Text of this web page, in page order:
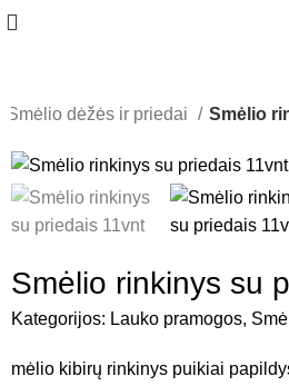
Smėlio dėžės ir priedai Smėlio
Smėlio rinkinys su
Kategorijos: Lauko pramogos,
mėlio kibirų rinkinys puikiai